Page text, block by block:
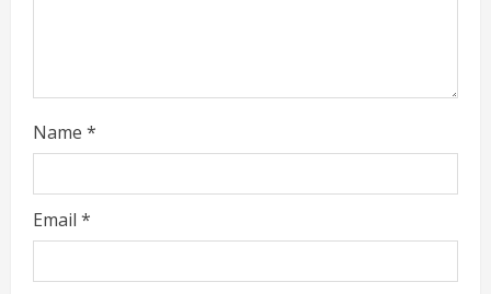
Name *
Email *